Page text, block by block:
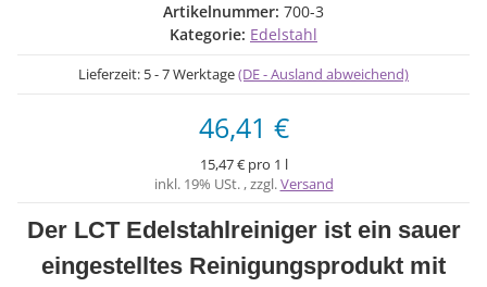
Artikelnummer: 700-3
Kategorie: Edelstahl
Lieferzeit: 5 - 7 Werktage(DE - Ausland abweichend)
46,41 €
15,47 € pro 1 l
inkl. 19% USt. , zzgl.Versand
Der LCT Edelstahlreiniger ist ein sauer
eingestelltes Reinigungsprodukt mit